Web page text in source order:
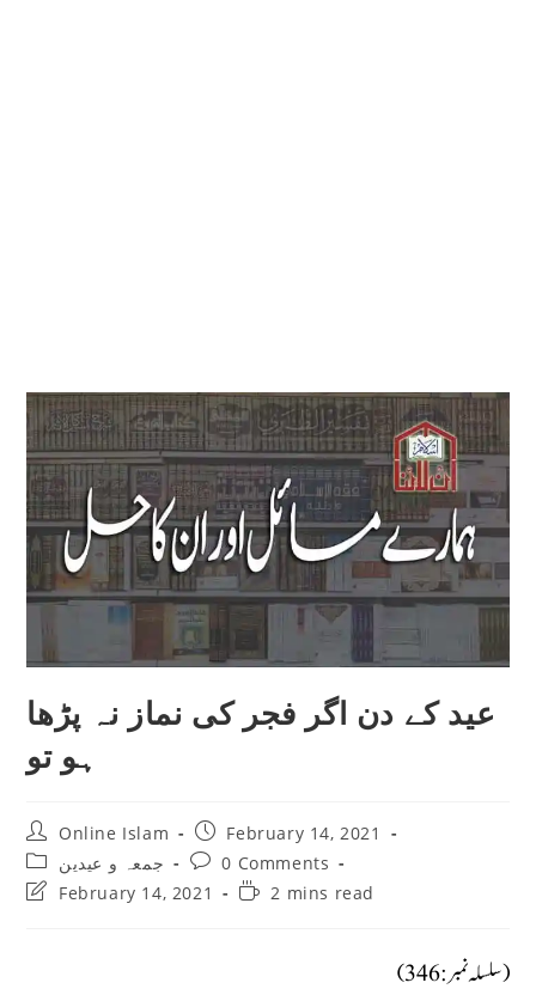
عید کے دن اگر فجر کی نماز نہ پڑھا
ہو تو
Post
author:
Online Islam
Post
published:
February 14, 2021
Post
category:
جمعہ و عیدین
Post
comments:
0 Comments
PostFebruary 14, 2021
Reading2 mins read
(سلسلہ نمبر: 346)